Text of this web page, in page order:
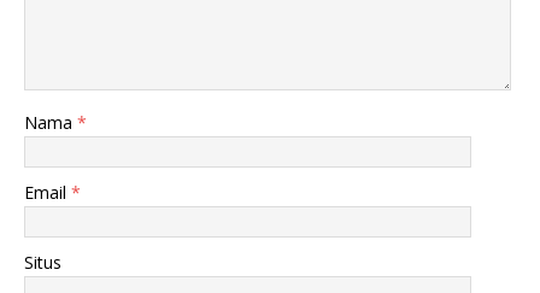
Nama *
Email *
Situs